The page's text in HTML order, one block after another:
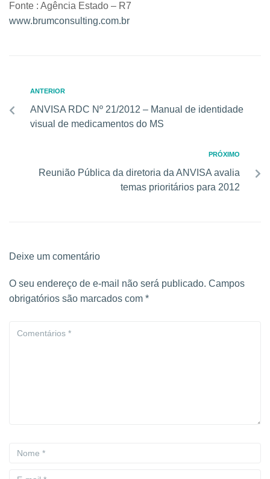
Fonte : Agência Estado – R7
www.brumconsulting.com.br
ANTERIOR
ANVISA RDC Nº 21/2012 – Manual de identidade
visual de medicamentos do MS
PRÓXIMO
Reunião Pública da diretoria da ANVISA avalia
temas prioritários para 2012
Deixe um comentário
O seu endereço de e-mail não será publicado. Campos
obrigatórios são marcados com *